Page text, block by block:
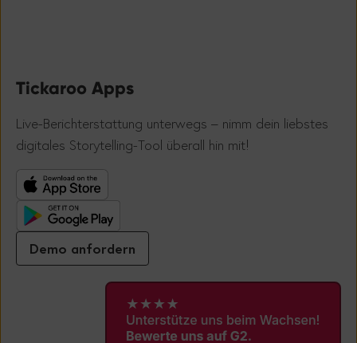
Tickaroo Apps
Live-Berichterstattung unterwegs – nimm dein liebstes
digitales Storytelling-Tool überall hin mit!
Demo anfordern